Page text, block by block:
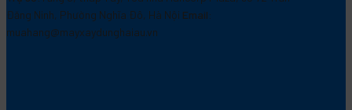
Đăng Ninh, Phường Nghĩa Đô, Hà Nội Email:
muahang@mayxaydunghaiau.vn